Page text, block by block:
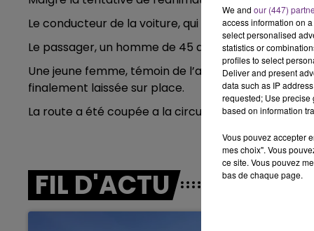
LE BEST OF DE LA FAMILLE
CHAMPAGNE FM
Le conducteur de la voiture, qui a quitté les lieux,
Le passager, un homme de 45 ans en urgence
Une jeune femme, témoin de l’accident, qui était
finalement laissée sur place.
La route a été coupée a la circulation.
FIL D'ACTU
We and our (447)
access information on
select personalised
statistics or
profiles to select
Deliver and present
data such as IP
requested; Use precise
based on information
Vous pouvez accepter
mes choix". Vous
ce site. Vous pouvez
bas de chaque page.